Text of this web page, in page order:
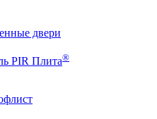
двери
PIR Плита®